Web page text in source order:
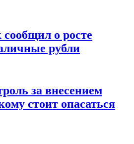
о росте
рубли
за внесением
стоит опасаться